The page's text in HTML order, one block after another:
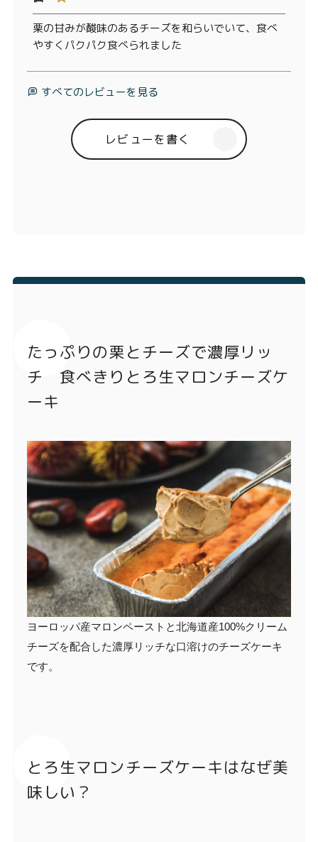
栗の甘みが酸味のあるチーズを和らいでいて、食べ
やすくパクパク食べられました
すべてのレビューを見る
レビューを書く
たっぷりの栗とチーズで濃厚リッ
チ 食べきりとろ生マロンチーズケ
ーキ
ヨーロッパ産マロンペーストと北海道産100%クリーム
チーズを配合した濃厚リッチな口溶けのチーズケーキ
です。
とろ生マロンチーズケーキはなぜ美
味しい？